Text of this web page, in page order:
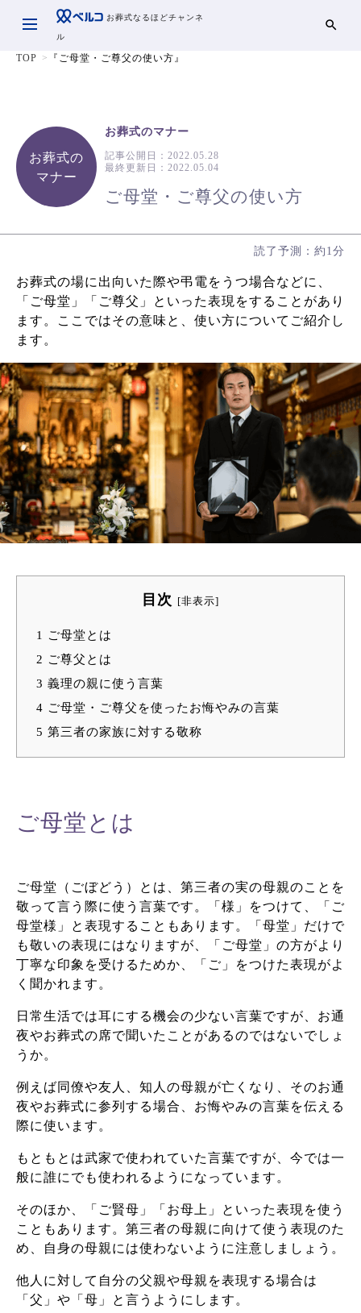
お葬式なるほどチャンネ
ル
TOP 『ご母堂・ご尊父の使い方』
お葬式の
マナー
お葬式のマナー
記事公開日： 2022.05.28
最終更新日： 2022.05.04
ご母堂・ご尊父の使い方
読了予測：約1分
お葬式の場に出向いた際や弔電をうつ場合などに、
「ご母堂」「ご尊父」といった表現をすることがあり
ます。ここではその意味と、使い方についてご紹介し
ます。
目次 [非表示]
1
ご母堂とは
2 ご尊父とは
3 義理の親に使う言葉
4 ご母堂・ご尊父を使ったお悔やみの言葉
5 第三者の家族に対する敬称
ご母堂とは
ご母堂（ごぼどう）とは、第三者の実の母親のことを
敬って言う際に使う言葉です。「様」をつけて、「ご
母堂様」と表現することもあります。「母堂」だけで
も敬いの表現にはなりますが、「ご母堂」の方がより
丁寧な印象を受けるためか、「ご」をつけた表現がよ
く聞かれます。
日常生活では耳にする機会の少ない言葉ですが、お通
夜やお葬式の席で聞いたことがあるのではないでしょ
うか。
例えば同僚や友人、知人の母親が亡くなり、そのお通
夜やお葬式に参列する場合、お悔やみの言葉を伝える
際に使います。
もともとは武家で使われていた言葉ですが、今では一
般に誰にでも使われるようになっています。
そのほか、「ご賢母」「お母上」といった表現を使う
こともあります。第三者の母親に向けて使う表現のた
め、自身の母親には使わないように注意しましょう。
他人に対して自分の父親や母親を表現する場合は
「父」や「母」と言うようにします。